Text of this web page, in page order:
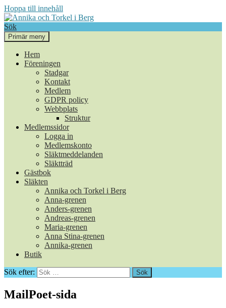
Hoppa till innehåll
Annika och Torkel i Berg
Sök
Primär meny
Hem
Föreningen
Stadgar
Kontakt
Medlem
GDPR policy
Webbplats
Struktur
Medlemssidor
Logga in
Medlemskonto
Släktmeddelanden
Släktträd
Gästbok
Släkten
Annika och Torkel i Berg
Anna-grenen
Anders-grenen
Andreas-grenen
Maria-grenen
Anna Stina-grenen
Annika-grenen
Butik
Sök efter:
MailPoet-sida